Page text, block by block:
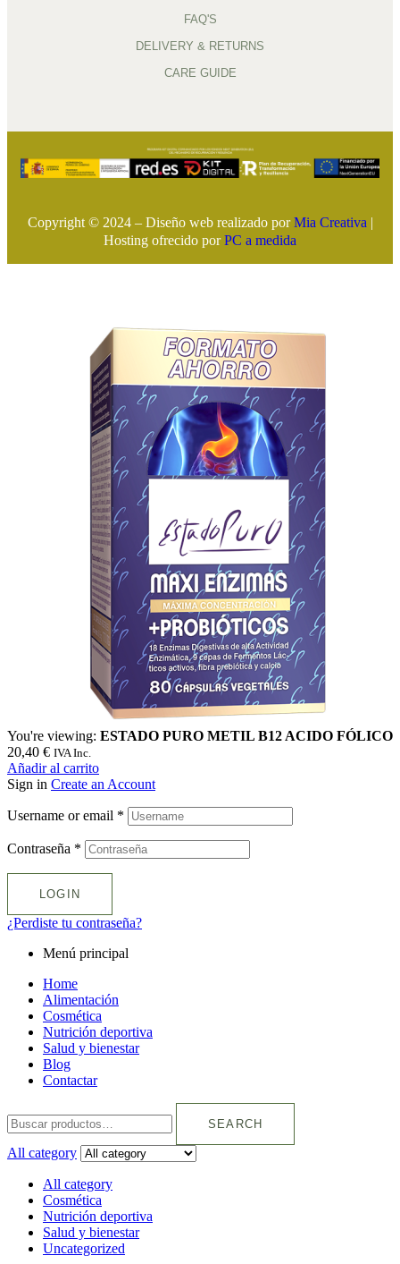
FAQ'S
DELIVERY & RETURNS
CARE GUIDE
Copyright © 2024 – Diseño web realizado porMia Creativa |
Hosting ofrecido porPC a medida
You're viewing: ESTADO PURO METIL B12 ACIDO FÓLICO
20,40 € IVA Inc.
Añadir al carrito
Sign in Create an Account
Username or email *
Contraseña *
LOGIN
¿Perdiste tu contraseña?
Menú principal
Home
Alimentación
Cosmética
Nutrición deportiva
Salud y bienestar
Blog
Contactar
SEARCH
All category
All category
Cosmética
Nutrición deportiva
Salud y bienestar
Uncategorized